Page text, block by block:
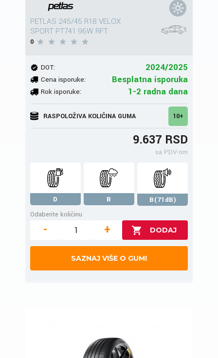
PETLAS 245/45 R18 VELOX
SPORT PT741 96W RFT
0
DOT: 2024/2025
Cena isporuke: Besplatna isporuka
Rok isporuke: 1-2 radna dana
RASPOLOŽIVA KOLIČINA GUMA 10+
9.637 RSD
sa PDV-om
D B
B(71dB)
Odaberite količinu
- +
SAZNAJ VIŠE O GUMI